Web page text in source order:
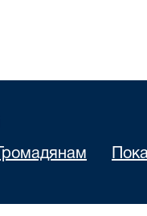
Громадянам